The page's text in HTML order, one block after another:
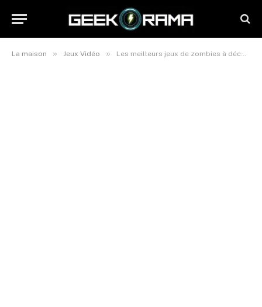
La maison » Jeux Vidéo » Les meilleurs jeux de zombies à découvrir en 2025